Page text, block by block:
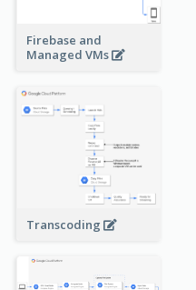
Firebase and
Managed VMs
Transcoding